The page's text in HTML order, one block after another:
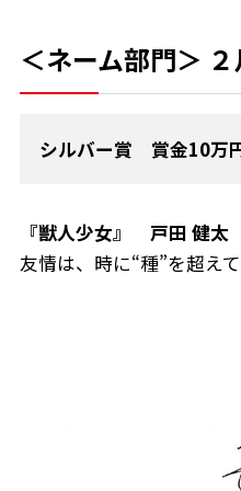
＜ネーム部門＞
シルバー賞 賞金10万
『獣人少女』 戸田 健太
友情は、時に“種”を超え